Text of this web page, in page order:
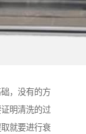
，没有的方
明清洗的过
就要进行衰